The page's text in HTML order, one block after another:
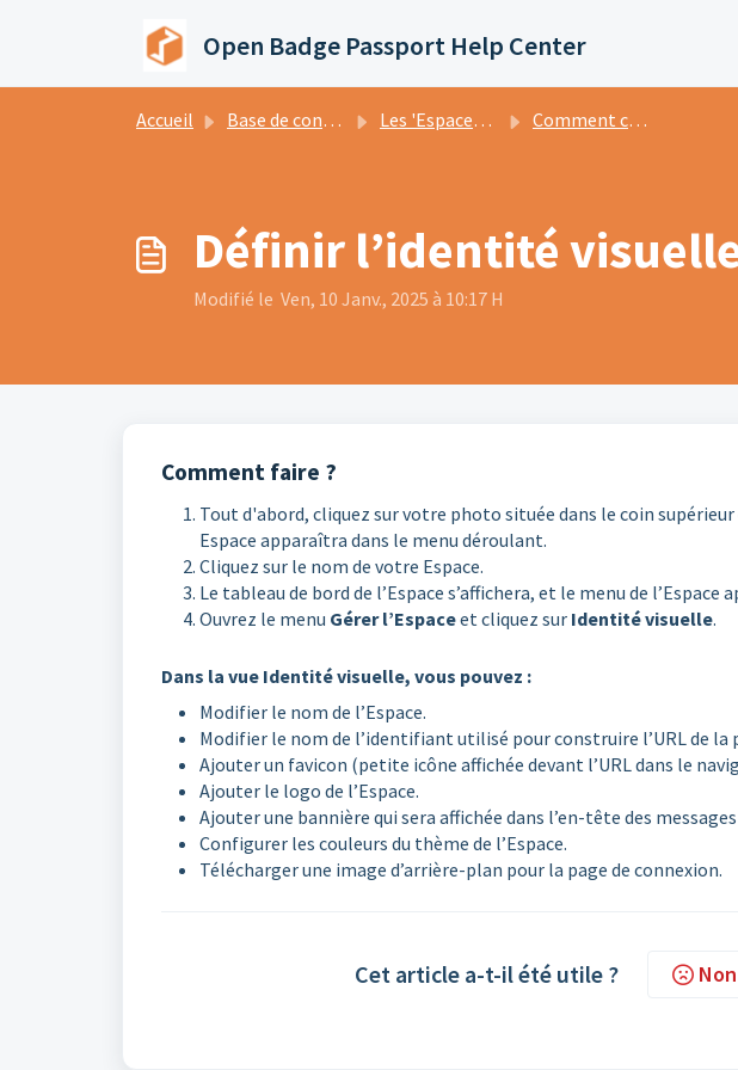
Open Badge Passport Help Center
Accueil Base de connaissances Les 'Espaces' dans Open Badge Passport Comment configurer votre Espace ?
Définir l’identité
Modifié le Ven, 10 Janv., 2025 à 10:17 H
Comment faire ?
Tout d'abord, cliquez sur votre photo située dans le coin
Espace apparaîtra dans le menu déroulant.
Cliquez sur le nom de votre Espace.
Le tableau de bord de l’Espace s’affichera, et le menu de l’Espace
Ouvrez le menu Gérer l’Espaceet cliquez sur Identité visuelle.
Dans la vue Identité visuelle, vous pouvez :
Modifier le nom de l’Espace.
Modifier le nom de l’identifiant utilisé pour construire l’URL de la
Ajouter un favicon (petite icône affichée devant l’URL dans le
Ajouter le logo de l’Espace.
Ajouter une bannière qui sera affichée dans l’en-tête des
Configurer les couleurs du thème de l’Espace.
Télécharger une image d’arrière-plan pour la page de connexion.
Cet article a-t-il été utile ? Non